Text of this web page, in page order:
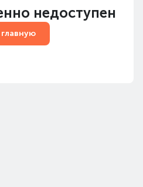
недоступен